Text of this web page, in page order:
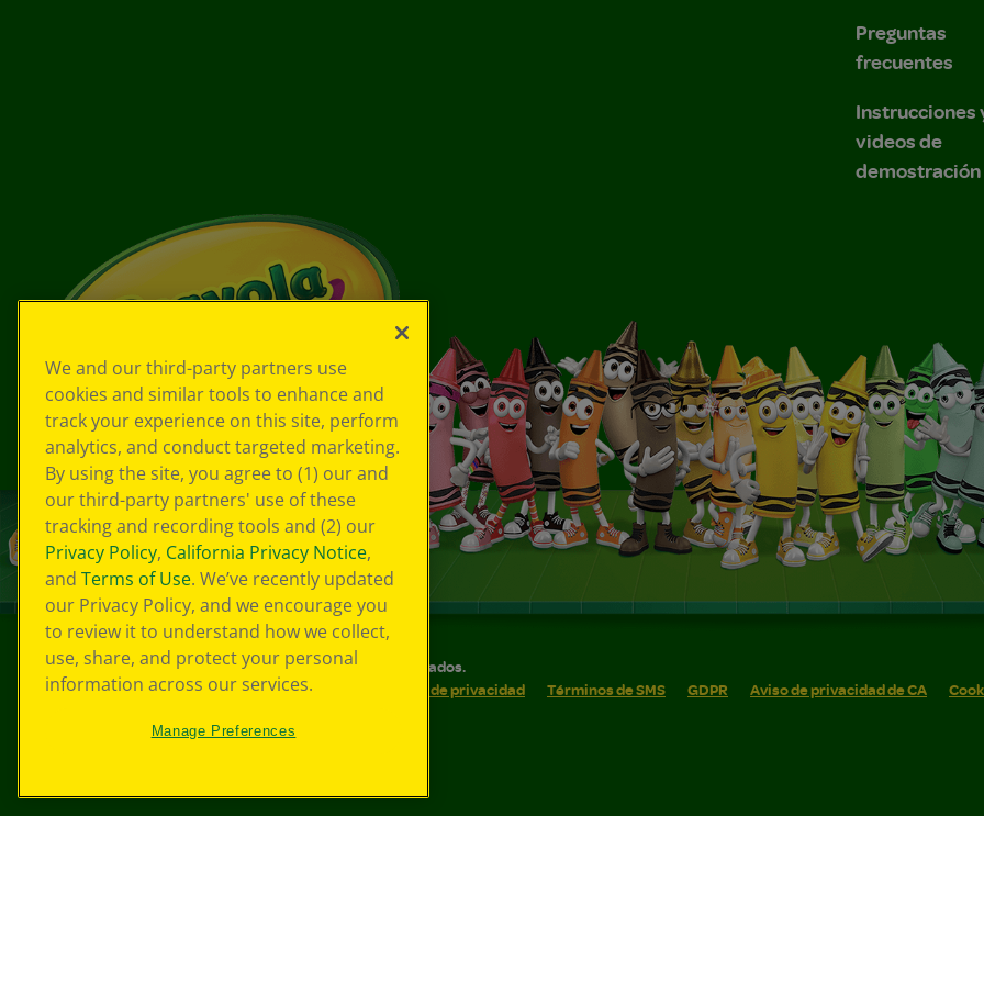
Preguntas
frecuentes
Instrucciones
videos de
demostración
© 2026 Crayola® Todos los derechos reservados.
Sus opciones de privacidad
Política de privacidad Términos de SMS GDPR Aviso de privacidad de CA
We and our third-party partners use
cookies and similar tools to enhance and
track your experience on this site, perform
analytics, and conduct targeted marketing.
By using the site, you agree to (1) our and
our third-party partners' use of these
tracking and recording tools and (2) our
Privacy Policy, California Privacy Notice,
and Terms of Use. We’ve recently updated
our Privacy Policy, and we encourage you
to review it to understand how we collect,
use, share, and protect your personal
information across our services.
Manage Preferences